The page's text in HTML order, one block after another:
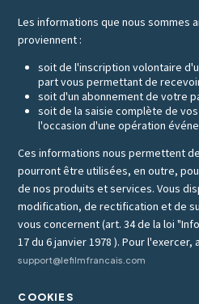
Les informations que nous sommes
proviennent :
soit de l'inscription volontaire
part vous permettant de
soit d'un abonnement de votre
soit de la saisie complète de
l'occasion d'une opération
Ces informations nous permettent
pourront être utilisées, en outre,
de nos produits et services. Vous
modification, de rectification et de
vous concernent (art. 34 de la loi
17 du 6 janvier 1978 ). Pour l'exercer,
support@lefilmfrancais.com
COOKIES